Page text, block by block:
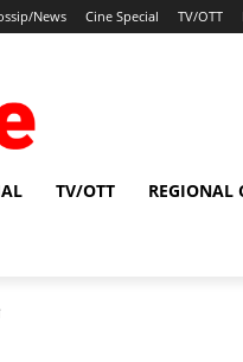
News Cine Special TV/OTT
TV/OTT REGIONAL